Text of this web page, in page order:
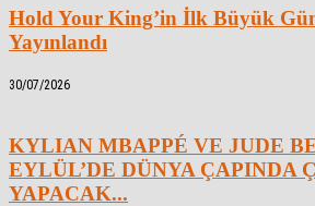
Hold Your King’in İlk Büyük
Yayınlandı
30/07/2026
KYLIAN MBAPPÉ VE JUDE
EYLÜL’DE DÜNYA ÇAPINDA
YAPACAK...